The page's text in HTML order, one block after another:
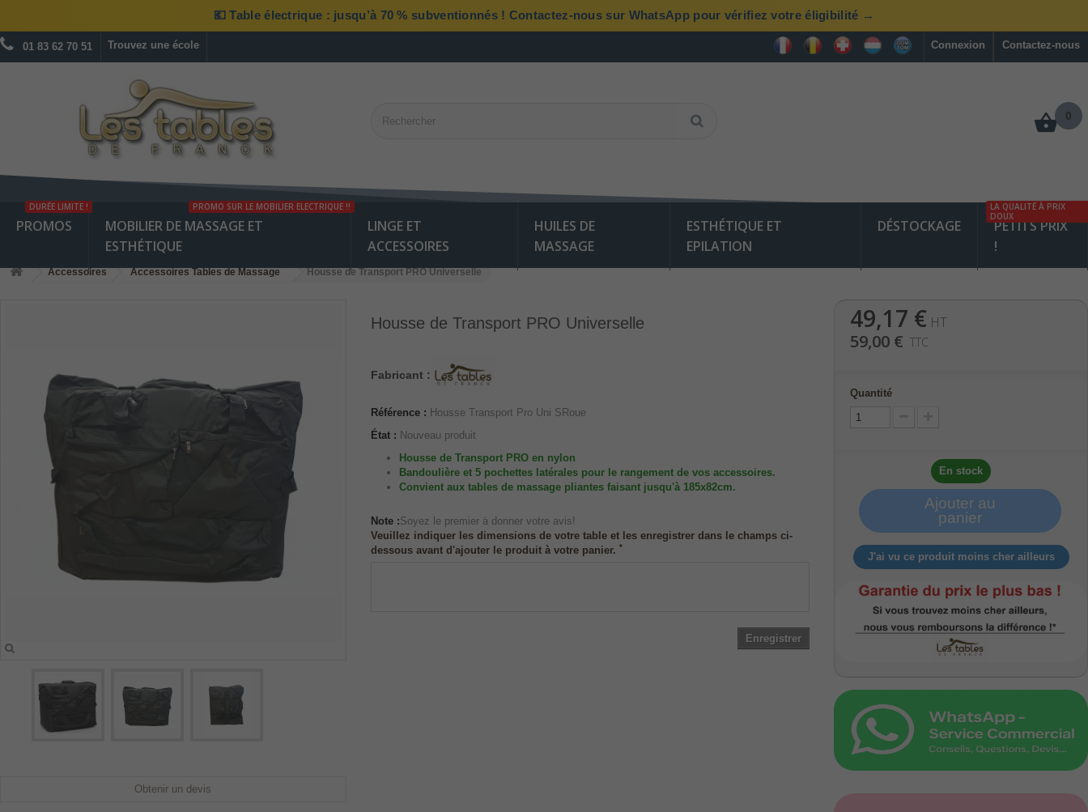
💶 Table électrique : jusqu’à 70 % subventionnés ! Contactez-nous sur WhatsApp pour vérifiez votre éligibilité →
Contactez-nous
01 83 62 70 51 Trouvez une école Connexion
0
PROMOS
DURÉE LIMITE !
MOBILIER DE MASSAGE ET
ESTHÉTIQUE
PROMO SUR LE MOBILIER ELECTRIQUE !!
LINGE ET
ACCESSOIRES
HUILES DE
MASSAGE
ESTHÉTIQUE ET
EPILATION
DÉSTOCKAGE
PETITS PRIX
!
LA QUALITÉ À PRIX
DOUX
Accessoires Accessoires Tables de Massage Housse de Transport PRO Universelle
Obtenir un devis
Housse de Transport PRO Universelle
Fabricant :
Référence : Housse Transport Pro Uni SRoue
État : Nouveau produit
Housse de Transport PRO en nylon
Bandoulière et 5 pochettes latérales pour le rangement de vos accessoires.
Convient aux tables de massage pliantes faisant jusqu'à 185x82cm.
Note :Soyez le premier à donner votre avis!
Veuillez indiquer les dimensions de votre table et les enregistrer dans le champs ci-
dessous avant d'ajouter le produit à votre panier. *
Enregistrer
49,17 € HT
59,00 € TTC
Quantité
En stock
Ajouter au
panier
J'ai vu ce produit moins cher ailleurs